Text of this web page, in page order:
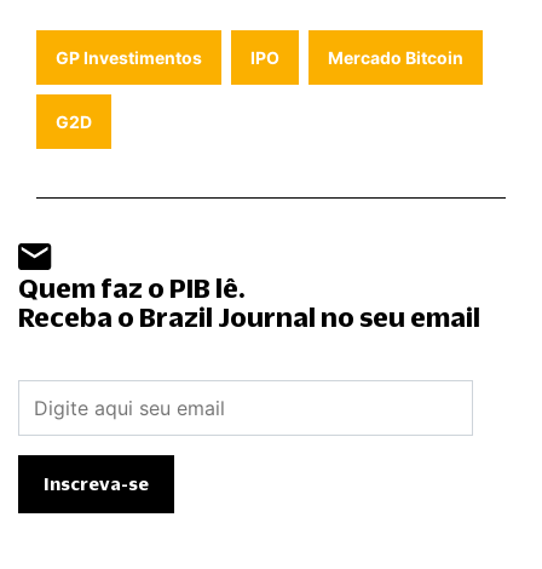
GP Investimentos IPO Mercado Bitcoin
G2D
Quem faz o PIB lê.
Receba o Brazil Journal no seu email